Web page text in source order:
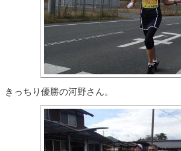
きっちり優勝の河野さん。